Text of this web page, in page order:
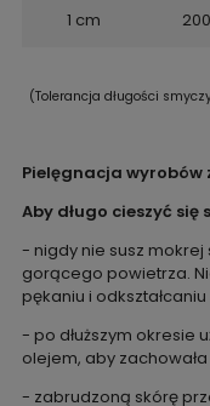
1 cm
(Tolerancja długości
Pielęgnacja wyrobów
Aby długo cieszyć
- nigdy nie susz mokrej
gorącego powietrza.
pękaniu i
- po dłuższym okresie
olejem, aby
- zabrudzoną skórę